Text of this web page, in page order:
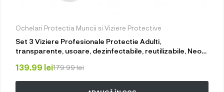
Ochelari Protectia Muncii si Viziere Protective
Set 3 Viziere Profesionale Protectie Adulti,
transparente, usoare, dezinfectabile, reutilizabile, Neo
179.99lei
139.99 lei